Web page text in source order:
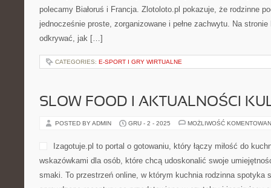
polecamy Białoruś i Francja. Zlotoloto.pl pokazuje, że rodzinne
jednocześnie proste, zorganizowane i pełne zachwytu. Na
odkrywać, jak […]
CATEGORIES: E-SPORT I GRY WIRTUALNE
SLOW FOOD I AKTUALNOŚCI
POSTED BY ADMIN GRU - 2 - 2025 MOŻLIWOŚĆ
Izagotuje.pl to portal o gotowaniu, który łączy miłość do
wskazówkami dla osób, które chcą udoskonalić swoje
smaki. To przestrzeń online, w którym kuchnia rodzinna spotyka